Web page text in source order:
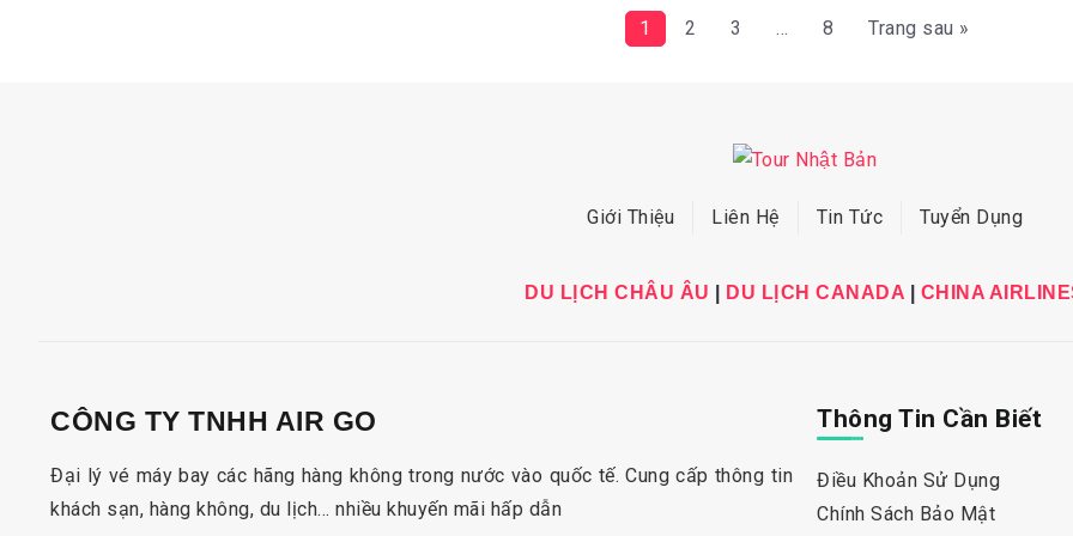
1 2 3 … 8 Trang sau »
Giới Thiệu Liên Hệ Tin Tức Tuyển Dụng
DU LỊCH CHÂU ÂU DU LỊCH CANADA CHINA
CÔNG TY TNHH AIR GO
Đại lý vé máy bay các hãng hàng không trong nước vào quốc tế. Cung cấp thông tin
khách sạn, hàng không, du lịch… nhiều khuyến mãi hấp dẫn
Thông Tin Cần Biết
Điều Khoản Sử Dụng
Chính Sách Bảo Mật